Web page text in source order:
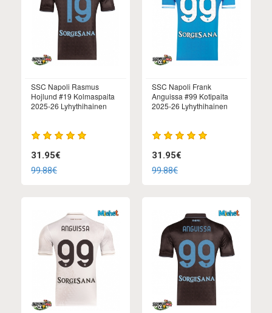
SSC Napoli Rasmus
Hojlund #19 Kolmaspaita
2025-26 Lyhythihainen
31.95€
99.88€
SSC Napoli Frank
Anguissa #99 Kotipaita
2025-26 Lyhythihainen
31.95€
99.88€